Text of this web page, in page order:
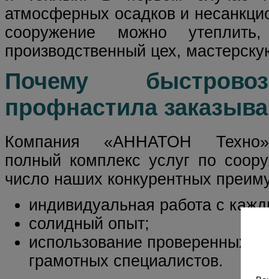
атмосферных осадков и
сооружение можно
производственный цех,
Почему
профнастила
Компания «АННАТОН Техно»
полный комплекс услуг по
число наших конкурентных
индивидуальная работа с
солидный опыт;
использование проверенных
грамотных специалистов.